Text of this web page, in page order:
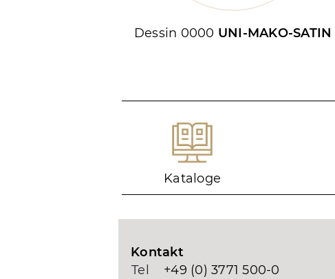
Dessin 0000 UNI-MAKO-SATIN
Kataloge
Kontakt
Tel
+49 (0) 3771 500-0